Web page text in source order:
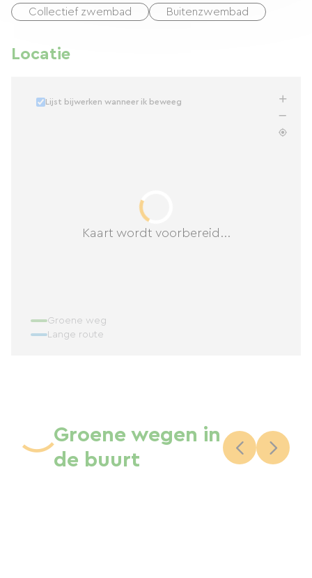
Collectief zwembad Buitenzwembad
Locatie
Kaart wordt voorbereid...
Lijst bijwerken wanneer ik beweeg
Groene weg
Lange route
Groene wegen in
de buurt